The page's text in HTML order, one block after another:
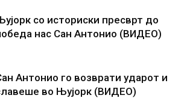
со историски пресврт до
нас Сан Антонио (ВИДЕО)
Антонио го возврати ударот и
во Њујорк (ВИДЕО)